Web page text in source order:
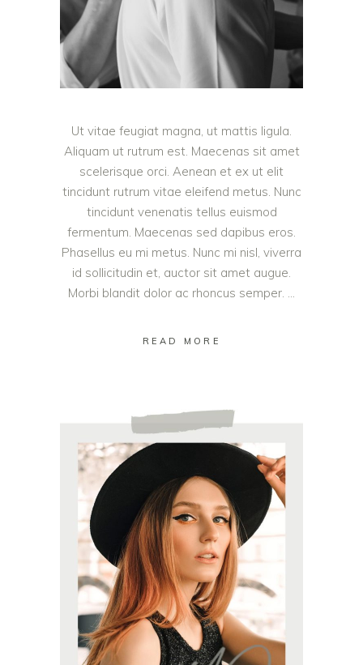
Ut vitae feugiat magna, ut mattis ligula.
Aliquam ut rutrum est. Maecenas sit amet
scelerisque orci. Aenean et ex ut elit
tincidunt rutrum vitae eleifend metus. Nunc
tincidunt venenatis tellus euismod
fermentum. Maecenas sed dapibus eros.
Phasellus eu mi metus. Nunc mi nisl, viverra
id sollicitudin et, auctor sit amet augue.
Morbi blandit dolor ac rhoncus semper.
READ MORE